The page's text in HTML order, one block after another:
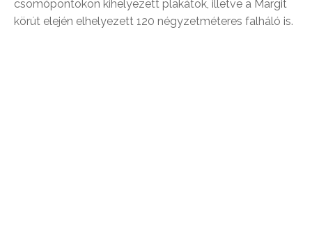
csomópontokon kihelyezett plakátok, illetve a Margit
körút elején elhelyezett 120 négyzetméteres falháló is.